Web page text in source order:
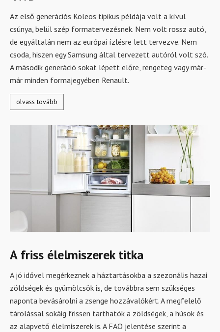
Az első generációs Koleos tipikus példája volt a kívül
csúnya, belül szép formatervezésnek. Nem volt rossz autó,
de egyáltalán nem az európai ízlésre lett tervezve. Nem
csoda, hiszen egy Samsung által tervezett autóról volt szó.
A második generáció sokat lépett előre, rengeteg vagy már-
már minden formajegyében Renault.
olvass tovább
A friss élelmiszerek titka
A jó idővel megérkeznek a háztartásokba a szezonális hazai
zöldségek és gyümölcsök is, de továbbra sem szükséges
naponta bevásárolni a zsenge hozzávalókért. A megfelelő
tárolással sokáig frissen tarthatók a zöldségek, a húsok és
az alapvető élelmiszerek is. A FAO jelentése szerint a